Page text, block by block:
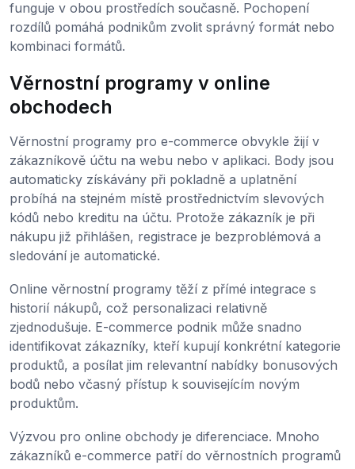
funguje v obou prostředích současně. Pochopení
rozdílů pomáhá podnikům zvolit správný formát nebo
kombinaci formátů.
Věrnostní programy v online
obchodech
Věrnostní programy pro e-commerce obvykle žijí v
zákazníkově účtu na webu nebo v aplikaci. Body jsou
automaticky získávány při pokladně a uplatnění
probíhá na stejném místě prostřednictvím slevových
kódů nebo kreditu na účtu. Protože zákazník je při
nákupu již přihlášen, registrace je bezproblémová a
sledování je automatické.
Online věrnostní programy těží z přímé integrace s
historií nákupů, což personalizaci relativně
zjednodušuje. E-commerce podnik může snadno
identifikovat zákazníky, kteří kupují konkrétní kategorie
produktů, a posílat jim relevantní nabídky bonusových
bodů nebo včasný přístup k souvisejícím novým
produktům.
Výzvou pro online obchody je diferenciace. Mnoho
zákazníků e-commerce patří do věrnostních programů